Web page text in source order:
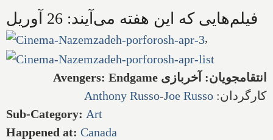
فیلم‌هایی که این هفته می‌آیند: 26 آوریل
,
انتقامجویان: آخربازی Avengers: Endgame
کارگردان: Joe Russo
-
Anthony Russo
Sub-Category: Art
Happened at: Canada